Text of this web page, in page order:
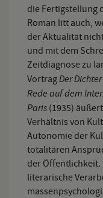
die Fertigstellung
Roman litt auch,
der Aktualität
und mit dem
Zeitdiagnose zu
VortragDer
Rede auf dem
Paris (1935)
Verhältnis von
Autonomie der
totalitären
der Öffentlichkeit.
literarische